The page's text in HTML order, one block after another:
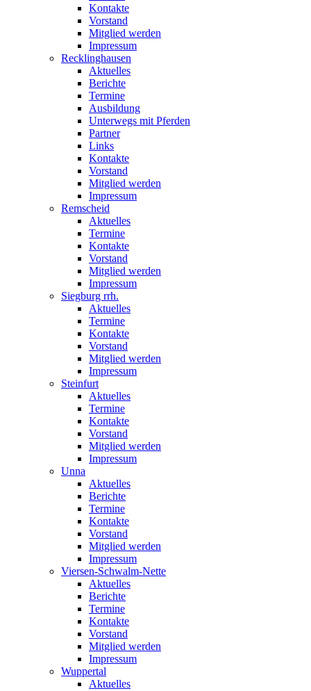
Kontakte
Vorstand
Mitglied werden
Impressum
Recklinghausen
Aktuelles
Berichte
Termine
Ausbildung
Unterwegs mit Pferden
Partner
Links
Kontakte
Vorstand
Mitglied werden
Impressum
Remscheid
Aktuelles
Termine
Kontakte
Vorstand
Mitglied werden
Impressum
Siegburg rrh.
Aktuelles
Termine
Kontakte
Vorstand
Mitglied werden
Impressum
Steinfurt
Aktuelles
Termine
Kontakte
Vorstand
Mitglied werden
Impressum
Unna
Aktuelles
Berichte
Termine
Kontakte
Vorstand
Mitglied werden
Impressum
Viersen-Schwalm-Nette
Aktuelles
Berichte
Termine
Kontakte
Vorstand
Mitglied werden
Impressum
Wuppertal
Aktuelles